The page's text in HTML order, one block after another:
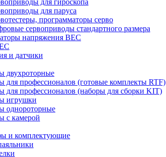
для гироскопа
для паруса
программаторы серво
сервоприводы стандартного размера
напряжения BEC
и датчики
двухроторные
для профессионалов (готовые комплекты RTF)
для профессионалов (наборы для сборки KIT)
игрушки
однороторные
с камерой
и комплектующие